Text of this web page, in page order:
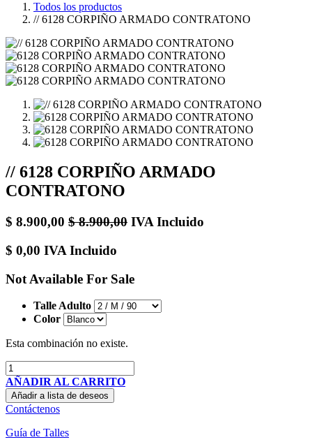
Todos los productos
// 6128 CORPIÑO ARMADO CONTRATONO
// 6128 CORPIÑO ARMADO
CONTRATONO
$ 8.900,00 $8.900,00 IVA Incluido
$ 0,00 IVA Incluido
Not Available For Sale
Talle Adulto
Color
Esta combinación no existe.
AÑADIR AL CARRITO
Añadir a lista de deseos
Contáctenos
Guía de Talles